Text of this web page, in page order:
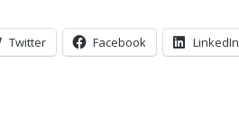
Twitter Facebook LinkedIn